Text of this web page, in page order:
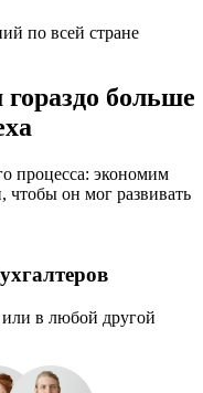
по всей стране
больше
процесса: экономим
чтобы он мог развивать
или в любой другой